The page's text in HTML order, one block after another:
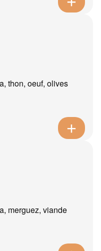
thon, oeuf, olives
merguez, viande